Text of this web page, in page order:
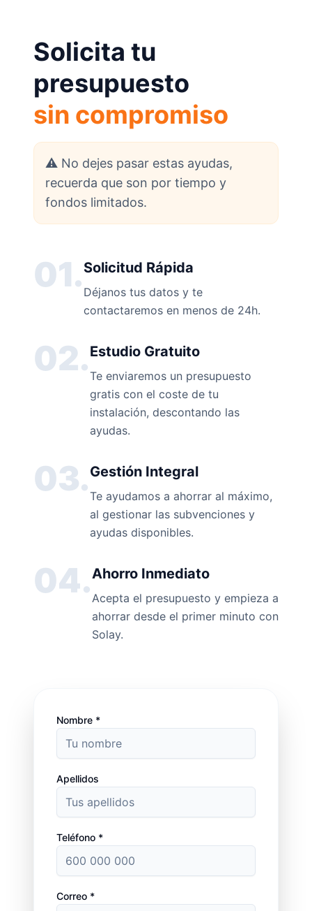
Solicita tu
presupuesto
sin compromiso
⚠️ No dejes pasar estas ayudas,
recuerda que son por tiempo y
fondos limitados.
01.Solicitud Rápida
Déjanos tus datos y te
contactaremos en menos de 24h.
02.Estudio Gratuito
Te enviaremos un presupuesto
gratis con el coste de tu
instalación, descontando las
ayudas.
03.Gestión Integral
Te ayudamos a ahorrar al máximo,
al gestionar las subvenciones y
ayudas disponibles.
04.Ahorro Inmediato
Acepta el presupuesto y empieza a
ahorrar desde el primer minuto con
Solay.
Nombre *
Apellidos
Teléfono *
Correo *